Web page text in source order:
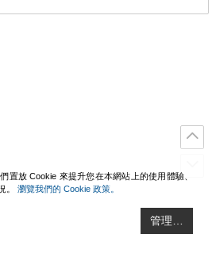
置放 Cookie 來提升您在本網站上的使用體驗、
。 瀏覽我們的 Cookie 政策。
管理…